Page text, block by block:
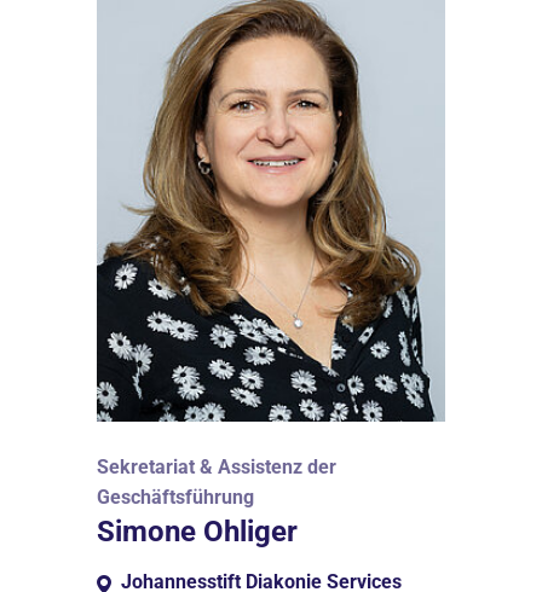
Sekretariat & Assistenz der
Geschäftsführung
Simone Ohliger
Johannesstift Diakonie Services